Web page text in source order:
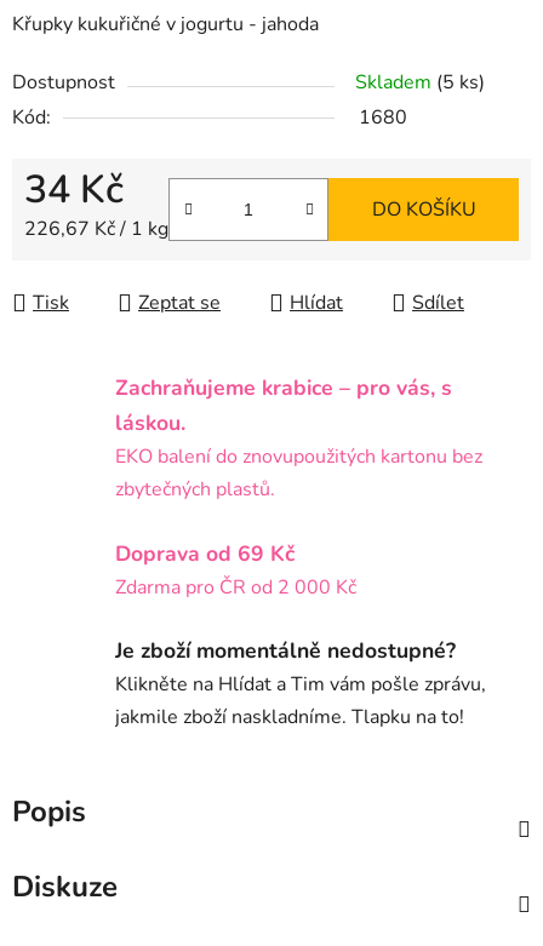
Křupky kukuřičné v jogurtu - jahoda
Dostupnost Skladem (5 ks)
Kód:
1680
34 Kč
Měrná cena:
226,67 Kč / 1 kg
DO KOŠÍKU
Tisk Zeptat se Hlídat Sdílet
Zachraňujeme krabice – pro vás, s
láskou.
EKO balení do znovupoužitých kartonu bez
zbytečných plastů.
Doprava od 69 Kč
Zdarma pro ČR od 2 000 Kč
Je zboží momentálně nedostupné?
Klikněte na Hlídat a Tim vám pošle zprávu,
jakmile zboží naskladníme. Tlapku na to!
Popis
Diskuze